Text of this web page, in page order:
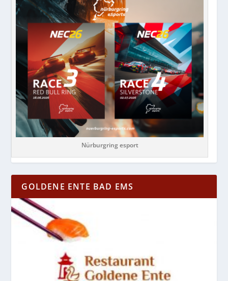
Nürburgring esport
GOLDENE ENTE BAD EMS